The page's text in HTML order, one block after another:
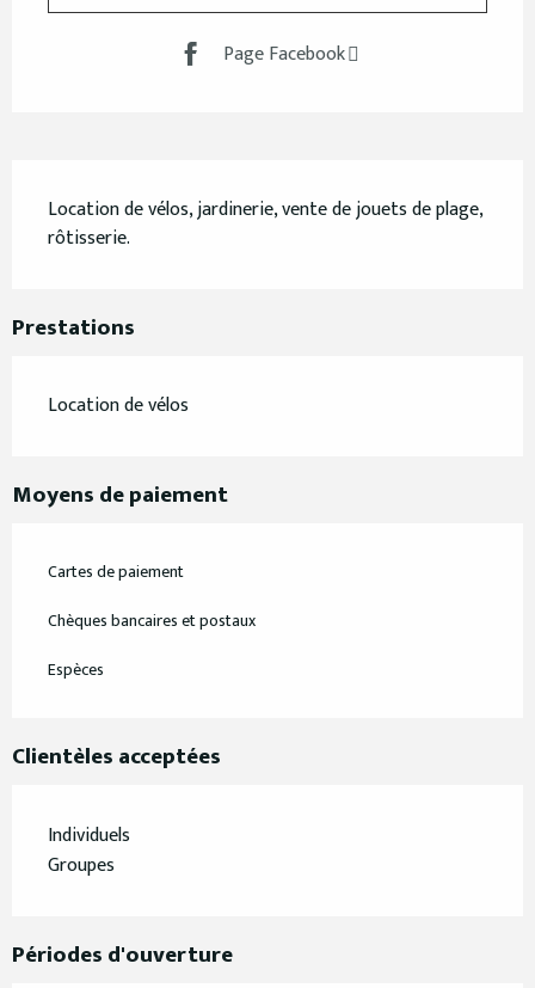
Page Facebook
Location de vélos, jardinerie, vente de jouets de plage,
rôtisserie.
Prestations
Location de vélos
Moyens de paiement
Cartes de paiement
Chèques bancaires et postaux
Espèces
Clientèles acceptées
Individuels
Groupes
Périodes d'ouverture